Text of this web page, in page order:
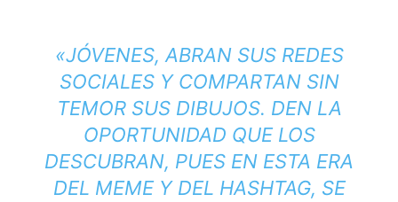
«JÓVENES, ABRAN SUS REDES
SOCIALES Y COMPARTAN SIN
TEMOR SUS DIBUJOS. DEN LA
OPORTUNIDAD QUE LOS
DESCUBRAN, PUES EN ESTA ERA
DEL MEME Y DEL HASHTAG, SE